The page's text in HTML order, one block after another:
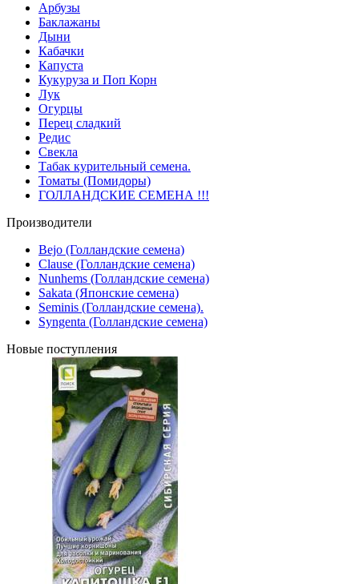
Арбузы
Баклажаны
Дыни
Кабачки
Капуста
Кукуруза и Поп Корн
Лук
Огурцы
Перец сладкий
Редис
Свекла
Табак курительный семена.
Томаты (Помидоры)
ГОЛЛАНДСКИЕ СЕМЕНА !!!
Производители
Bejo (Голландские семена)
Clause (Голландские семена)
Nunhems (Голландские семена)
Sakata (Японские семена)
Seminis (Голландские семена).
Syngenta (Голландские семена)
Новые поступления